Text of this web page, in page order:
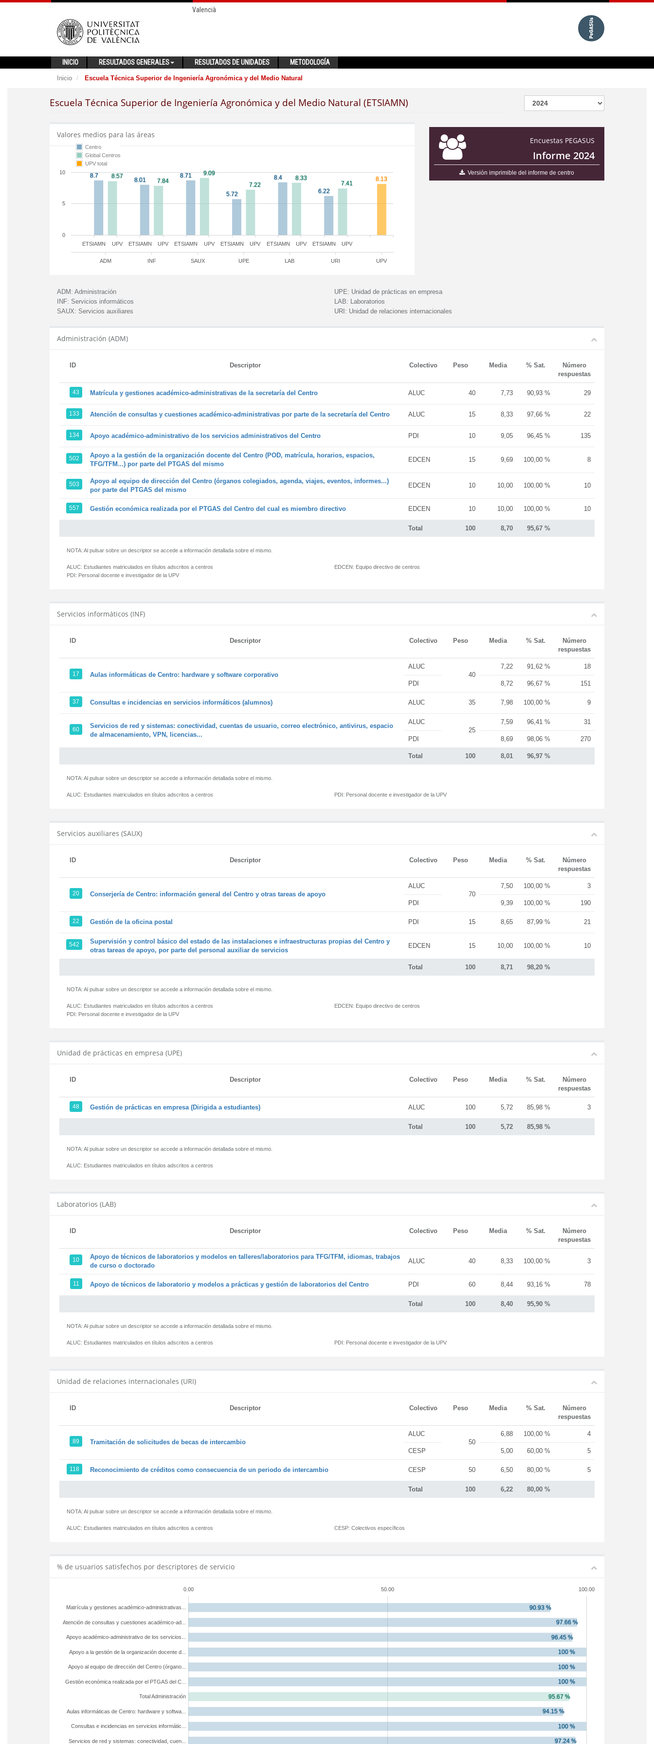
Valencià
INICIO RESULTADOS GENERALES RESULTADOS DE UNIDADES METODOLOGÍA
Inicio Escuela Técnica Superior de Ingeniería Agronómica y del Medio Natural
Escuela Técnica Superior de Ingeniería Agronómica y del Medio Natural (ETSIAMN)
Encuestas PEGASUS
Informe 2024
Versión imprimible del informe de centro
Valores medios para las áreas
ETSIAMN ETSIAMN ETSIAMN ETSIAMN ETSIAMN ETSIAMN
UPV UPV UPV UPV UPV UPV
ADM INF SAUX UPE LAB URI UPV
0
5
10
Centro
Global Centros
UPV total
ADM: Administración
INF: Servicios informáticos
SAUX: Servicios auxiliares
UPE: Unidad de prácticas en empresa
LAB: Laboratorios
URI: Unidad de relaciones internacionales
Administración (ADM)
ID Descriptor Colectivo Peso Media % Sat.
Número
respuestas
Total 100 8,70 95,67 %
43 Matrícula y gestiones académico-administrativas de la secretaría del Centro ALUC 40 7,73 90,93 % 29
133 Atención de consultas y cuestiones académico-administrativas por parte de la secretaría del Centro ALUC 15 8,33 97,66 % 22
134 Apoyo académico-administrativo de los servicios administrativos del Centro PDI 10 9,05 96,45 % 135
502
Apoyo a la gestión de la organización docente del Centro (POD, matrícula, horarios, espacios,
TFG/TFM...) por parte del PTGAS del mismo
EDCEN 15 9,69 100,00 % 8
503
Apoyo al equipo de dirección del Centro (órganos colegiados, agenda, viajes, eventos, informes...)
por parte del PTGAS del mismo
EDCEN 10 10,00 100,00 % 10
557 Gestión económica realizada por el PTGAS del Centro del cual es miembro directivo EDCEN 10 10,00 100,00 % 10
NOTA: Al pulsar sobre un descriptor se accede a información detallada sobre el mismo.
ALUC: Estudiantes matriculados en títulos adscritos a centros
PDI: Personal docente e investigador de la UPV
EDCEN: Equipo directivo de centros
Servicios informáticos (INF)
ID Descriptor Colectivo Peso Media % Sat.
Número
respuestas
Total 100 8,01 96,97 %
17 Aulas informáticas de Centro: hardware y software corporativo
ALUC
40
7,22 91,62 % 18
PDI 8,72 96,67 % 151
37 Consultas e incidencias en servicios informáticos (alumnos) ALUC 35 7,98 100,00 % 9
60
Servicios de red y sistemas: conectividad, cuentas de usuario, correo electrónico, antivirus, espacio
de almacenamiento, VPN, licencias...
ALUC
25
7,59 96,41 % 31
PDI 8,69 98,06 % 270
NOTA: Al pulsar sobre un descriptor se accede a información detallada sobre el mismo.
ALUC: Estudiantes matriculados en títulos adscritos a centros PDI: Personal docente e investigador de la UPV
Servicios auxiliares (SAUX)
ID Descriptor Colectivo Peso Media % Sat.
Número
respuestas
Total 100 8,71 98,20 %
20 Conserjería de Centro: información general del Centro y otras tareas de apoyo
ALUC
70
7,50 100,00 % 3
PDI 9,39 100,00 % 190
22 Gestión de la oficina postal PDI 15 8,65 87,99 % 21
542
Supervisión y control básico del estado de las instalaciones e infraestructuras propias del Centro y
otras tareas de apoyo, por parte del personal auxiliar de servicios
EDCEN 15 10,00 100,00 % 10
NOTA: Al pulsar sobre un descriptor se accede a información detallada sobre el mismo.
ALUC: Estudiantes matriculados en títulos adscritos a centros
PDI: Personal docente e investigador de la UPV
EDCEN: Equipo directivo de centros
Unidad de prácticas en empresa (UPE)
ID Descriptor Colectivo Peso Media % Sat.
Número
respuestas
Total 100 5,72 85,98 %
48 Gestión de prácticas en empresa (Dirigida a estudiantes) ALUC 100 5,72 85,98 % 3
NOTA: Al pulsar sobre un descriptor se accede a información detallada sobre el mismo.
ALUC: Estudiantes matriculados en títulos adscritos a centros
Laboratorios (LAB)
ID Descriptor Colectivo Peso Media % Sat.
Número
respuestas
Total 100 8,40 95,90 %
10
Apoyo de técnicos de laboratorios y modelos en talleres/laboratorios para TFG/TFM, idiomas, trabajos
de curso o doctorado
ALUC 40 8,33 100,00 % 3
11 Apoyo de técnicos de laboratorio y modelos a prácticas y gestión de laboratorios del Centro PDI 60 8,44 93,16 % 78
NOTA: Al pulsar sobre un descriptor se accede a información detallada sobre el mismo.
ALUC: Estudiantes matriculados en títulos adscritos a centros PDI: Personal docente e investigador de la UPV
Unidad de relaciones internacionales (URI)
ID Descriptor Colectivo Peso Media % Sat.
Número
respuestas
Total 100 6,22 80,00 %
89 Tramitación de solicitudes de becas de intercambio
ALUC
50
6,88 100,00 % 4
CESP 5,00 60,00 % 5
118 Reconocimiento de créditos como consecuencia de un periodo de intercambio CESP 50 6,50 80,00 % 5
NOTA: Al pulsar sobre un descriptor se accede a información detallada sobre el mismo.
ALUC: Estudiantes matriculados en títulos adscritos a centros CESP: Colectivos específicos
% de usuarios satisfechos por descriptores de servicio
0.00 50.00 100.00
Servicios de red y sistemas: conectividad, cuen...
Consultas e incidencias en servicios informátic...
Aulas informáticas de Centro: hardware y softwa...
Total Administración
Gestión económica realizada por el PTGAS del C...
Apoyo al equipo de dirección del Centro (órgano...
Apoyo a la gestión de la organización docente d...
Apoyo académico-administrativo de los servicios...
Atención de consultas y cuestiones académico-ad...
Matrícula y gestiones académico-administrativas...